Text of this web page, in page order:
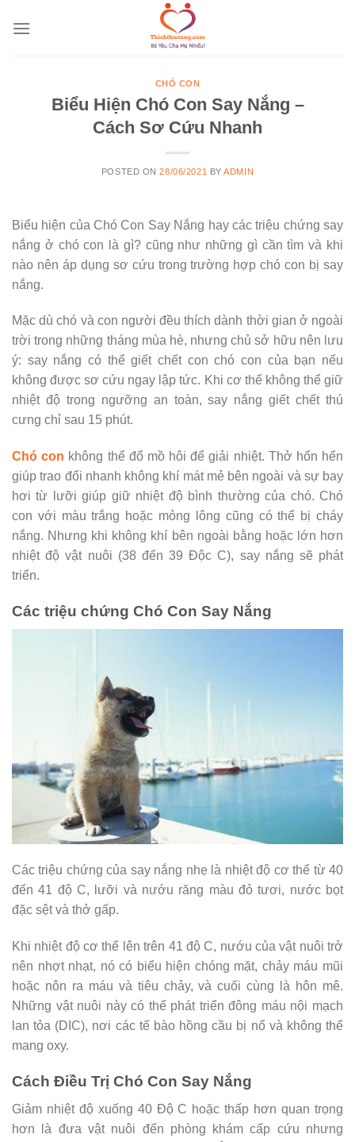
CHÓ CON
Biểu Hiện Chó Con Say Nắng –
Cách Sơ Cứu Nhanh
POSTED ON28/06/2021 BYADMIN
Biểu hiện của Chó Con Say Nắng hay các triệu chứng say
nắng ở chó con là gì? cũng như những gì cần tìm và khi
nào nên áp dụng sơ cứu trong trường hợp chó con bị say
nắng.
Mặc dù chó và con người đều thích dành thời gian ở ngoài
trời trong những tháng mùa hè, nhưng chủ sở hữu nên lưu
ý: say nắng có thể giết chết con chó con của bạn nếu
không được sơ cứu ngay lập tức. Khi cơ thể không thể giữ
nhiệt độ trong ngưỡng an toàn, say nắng giết chết thú
cưng chỉ sau 15 phút.
Chó con không thể đổ mồ hôi để giải nhiệt. Thở hổn hển
giúp trao đổi nhanh không khí mát mẻ bên ngoài và sự bay
hơi từ lưỡi giúp giữ nhiệt độ bình thường của chó. Chó
con với màu trắng hoặc mỏng lông cũng có thể bị cháy
nắng. Nhưng khi không khí bên ngoài bằng hoặc lớn hơn
nhiệt độ vật nuôi (38 đến 39 Độc C), say nắng sẽ phát
triển.
Các triệu chứng Chó Con Say Nắng
Các triệu chứng của say nắng nhẹ là nhiệt độ cơ thể từ 40
đến 41 độ C, lưỡi và nướu răng màu đỏ tươi, nước bọt
đặc sệt và thở gấp.
Khi nhiệt độ cơ thể lên trên 41 độ C, nướu của vật nuôi trở
nên nhợt nhạt, nó có biểu hiện chóng mặt, chảy máu mũi
hoặc nôn ra máu và tiêu chảy, và cuối cùng là hôn mê.
Những vật nuôi này có thể phát triển đông máu nội mạch
lan tỏa (DIC), nơi các tế bào hồng cầu bị nổ và không thể
mang oxy.
Cách Điều Trị Chó Con Say Nắng
Giảm nhiệt độ xuống 40 Độ C hoặc thấp hơn quan trọng
hơn là đưa vật nuôi đến phòng khám cấp cứu nhưng